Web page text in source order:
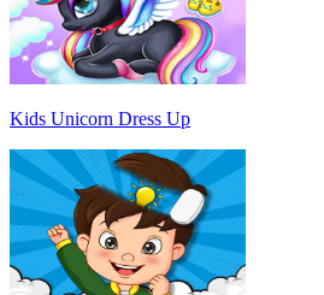
Kids Unicorn Dress Up